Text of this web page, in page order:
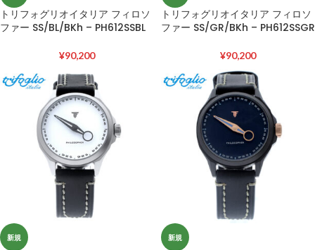
トリフォグリオイタリア フィロソ
ファー SS/BL/BKh – PH612SSBL
¥90,200
トリフォグリオイタリア フィロソ
ファー SS/GR/BKh – PH612SSGR
¥90,200
新規 新規